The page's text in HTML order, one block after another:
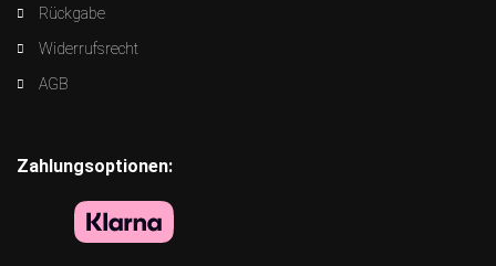
Rückgabe
Widerrufsrecht
AGB
Zahlungsoptionen: